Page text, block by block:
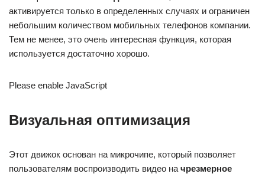
активируется только в определенных случаях и ограничен
небольшим количеством мобильных телефонов компании.
Тем не менее, это очень интересная функция, которая
используется достаточно хорошо.
Please enable JavaScript
Визуальная оптимизация
Этот движок основан на микрочипе, который позволяет
пользователям воспроизводить видео на чрезмерное